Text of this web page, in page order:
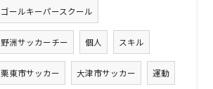
ゴールキーパースクール
野洲サッカーチー 個人 スキル
栗東市サッカー 大津市サッカー 運動